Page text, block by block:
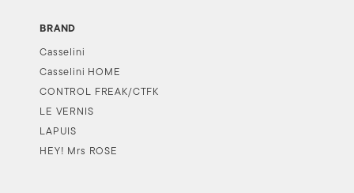
BRAND
Casselini
Casselini HOME
CONTROL FREAK/CTFK
LE VERNIS
LAPUIS
HEY! Mrs ROSE